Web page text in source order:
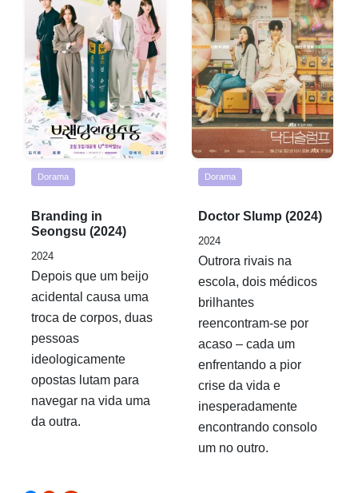
Dorama
Rated
0,0
of
5
Branding in
Seongsu (2024)
2024
Depois que um beijo
acidental causa uma
troca de corpos, duas
pessoas
ideologicamente
opostas lutam para
navegar na vida uma
da outra.
Dorama
Rated
Doctor Slump (2024)
2024
Outrora rivais na
escola, dois médicos
brilhantes
reencontram-se por
acaso – cada um
enfrentando a pior
crise da vida e
inesperadamente
encontrando consolo
um no outro.